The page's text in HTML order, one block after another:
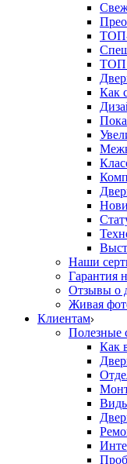
ТОП-
ТОП
Как
Наши
Гарантия
Отзывы о
Живая
Клиентам
Полезные
Как